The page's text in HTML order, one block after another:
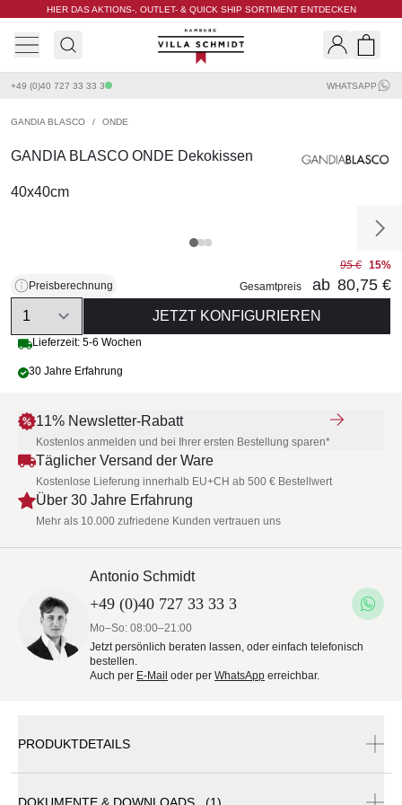
HIER DAS AKTIONS-, OUTLET- & QUICK SHIP SORTIMENT ENTDECKEN
Villa Schmidt
+49 (0)40 727 33 33 3 WHATSAPP
GANDIA BLASCO / ONDE
GANDIA BLASCO ONDE Dekokissen
40x40cm
Preisberechnung
95 € 15%
Gesamtpreis
ab 80,75 €
Quantity
JETZT KONFIGURIEREN
Lieferzeit: 5-6 Wochen
30 Jahre Erfahrung
11% Newsletter-Rabatt
Kostenlos anmelden und bei Ihrer ersten Bestellung sparen*
Täglicher Versand der Ware
Kostenlose Lieferung innerhalb EU+CH ab 500 € Bestellwert
Über 30 Jahre Erfahrung
Mehr als 10.000 zufriedene Kunden vertrauen uns
Antonio Schmidt
+49 (0)40 727 33 33 3
Mo–So: 08:00–21:00
Jetzt persönlich beraten lassen, oder einfach telefonisch
bestellen.
Auch per E-Mail oder per WhatsApp erreichbar.
PRODUKTDETAILS
Bitte beachten Sie die Mindestbestellmenge von 2
DOKUMENTE & DOWNLOADS (1)